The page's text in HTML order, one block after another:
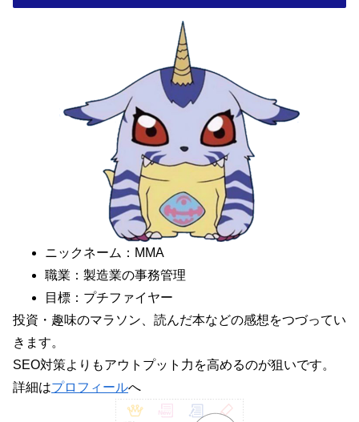
ニックネーム：MMA
職業：製造業の事務管理
目標：プチファイヤー
投資・趣味のマラソン、読んだ本などの感想をつづってい
きます。
SEO対策よりもアウトプット力を高めるのが狙いです。
詳細はプロフィールへ